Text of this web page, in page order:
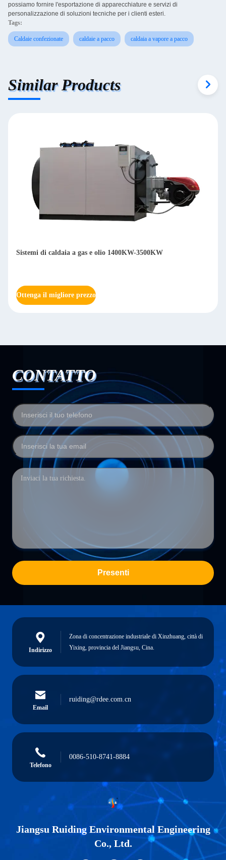
possiamo fornire l'esportazione di apparecchiature e servizi di
personalizzazione di soluzioni tecniche per i clienti esteri.
Tags:
Caldaie confezionate caldaie a pacco caldaia a vapore a pacco
Similar Products
ASME Calore elettrico condotto con olio di imballaggio
Ottenga il migliore prezzo
CONTATTO
Presenti
Indirizzo
Zona di concentrazione industriale di Xinzhuang, città di
Yixing, provincia del Jiangsu, Cina.
Email
ruiding@rdee.com.cn
Telefono
0086-510-8741-8884
Jiangsu Ruiding Environmental Engineering
Co., Ltd.